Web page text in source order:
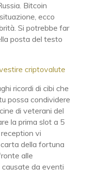
Bitcoin
ecco
Si potrebbe far
posta del testo
criptovalute
ricordi di cibi che
possa condividere
di veterani del
la prima slot a 5
reception vi
della fortuna
alle
da eventi